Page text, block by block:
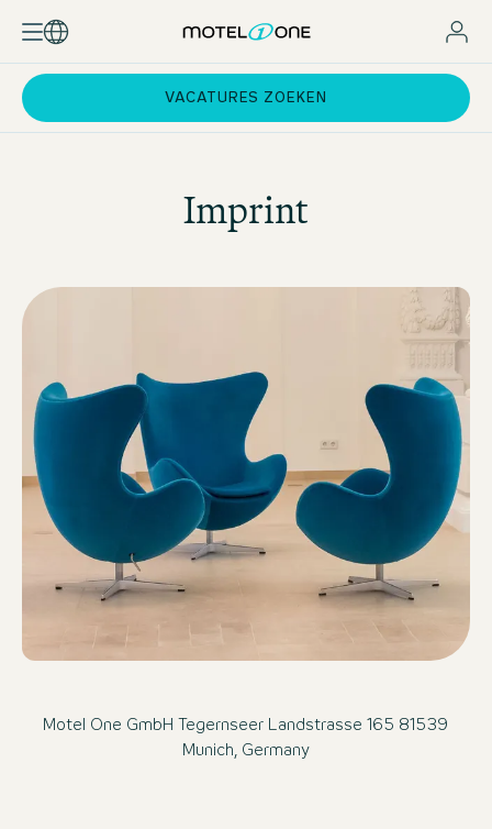
VACATURES ZOEKEN
Imprint
Motel One GmbH Tegernseer Landstrasse 165 81539
Munich, Germany